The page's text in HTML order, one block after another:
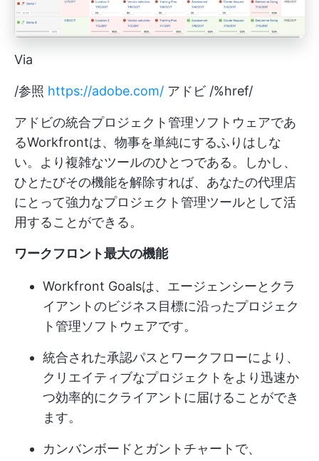
Via
/参照 https://adobe.com/ アドビ /%href/
アドビの統合プロジェクト管理ソフトウェアであ
るWorkfrontは、物事を単純にするふりはしな
い。より複雑なツールのひとつである。しかし、
ひとたびその機能を解除すれば、あなたの代理店
にとって強力なプロジェクト管理ツールとして活
用することができる。
ワークフロント最大の機能
Workfront Goalsは、エージェンシーとクラ
イアントのビジネス目標に沿ったプロジェク
ト管理ソフトウェアです。
統合された承認パスとワークフローにより、
クリエイティブなプロジェクトをより迅速か
つ効率的にクライアントに届けることができ
ます。
カンバンボードとガントチャートで、